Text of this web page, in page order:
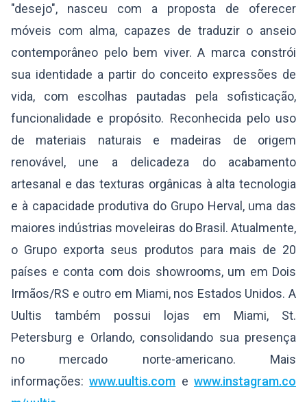
"desejo", nasceu com a proposta de oferecer
móveis com alma, capazes de traduzir o anseio
contemporâneo pelo bem viver. A marca constrói
sua identidade a partir do conceito expressões de
vida, com escolhas pautadas pela sofisticação,
funcionalidade e propósito. Reconhecida pelo uso
de materiais naturais e madeiras de origem
renovável, une a delicadeza do acabamento
artesanal e das texturas orgânicas à alta tecnologia
e à capacidade produtiva do Grupo Herval, uma das
maiores indústrias moveleiras do Brasil. Atualmente,
o Grupo exporta seus produtos para mais de 20
países e conta com dois showrooms, um em Dois
Irmãos/RS e outro em Miami, nos Estados Unidos. A
Uultis também possui lojas em Miami, St.
Petersburg e Orlando, consolidando sua presença
no mercado norte-americano. Mais
informações:www.uultis.com ewww.instagram.co